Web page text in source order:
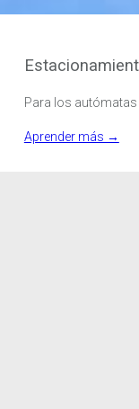
Para los
Aprender más →